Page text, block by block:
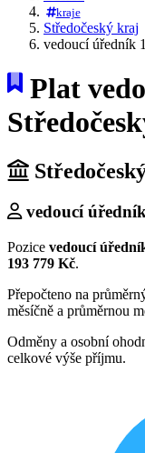
kraje
Středočeský kraj
vedoucí úředník
Plat
vedoucí
Pozice vedoucí
193 779 Kč.
Přepočteno na
měsíčně a průměrnou
Odměny a osobní
celkové výše příjmu.